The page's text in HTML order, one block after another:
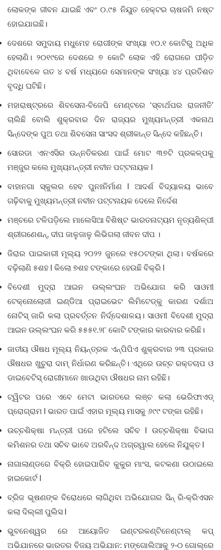
ଲୋକଙ୍କ ଜୀବନ ଯାଇଛି ଏବଂ ୦.୯୫ ନିୟୁତ ହେକ୍ଟର ଚାଷଜମି ନଷ୍ଟ
ହୋଇଯାଇଛି।
ଦେଶରେ ସମୁଦାୟ ମଧୁମେହ ରୋଗୀଙ୍କ ସଂଖ୍ୟା ୧୦.୧ କୋଟିରୁ ଅଧିକ
ହେଲାଣି। ୨୦୧୯ରେ ଦେଶରେ ୭ କୋଟି ଲୋକ ଏହି ରୋଗରେ ପୀଡ଼ିତ
ଥିବାବେଳେ ଗତ ୪ ବର୍ଷ ମଧ୍ୟରେ ସେମାନଙ୍କ ସଂଖ୍ୟା ୪୪ ପ୍ରତିଶତ
ବୃଦ୍ଧି ଘଟିଛି।
ମହାରାଷ୍ଟ୍ରରେ ଶିବସେନା-ବିଜେପି ମେଣ୍ଟରେ ‘ସ୍ବାର୍ଥପର ରାଜନୀତି’
ଚାଲିଛି ବୋଲି ଶୁକ୍ରବାର ଦିନ ରାଜ୍ୟର ମୁଖ୍ୟମନ୍ତ୍ରୀ ଏକନାଥ
ସିନ୍ଦେଙ୍କ ପୁଅ ତଥା ଶିବସେନା ସାଂସଦ ଶ୍ରୀକାନ୍ତ ସିନ୍ଦେ କହିଛନ୍ତି।
ସୋରଡା ଏନଏସିର ଉନ୍ନତିକରଣ ପାଇଁ ମୋଟ ୩୭ଟି ପ୍ରକଳ୍ପକୁ
ମଞ୍ଜୁର କଲେ ମୁଖ୍ୟମନ୍ତ୍ରୀ ନବୀନ ପଟ୍ଟନାୟକ l
ବାହାନଗା ସ୍କୁଲର ହେବ ପୁନଃନିର୍ମାଣ l ଆଦର୍ଶ ବିଦ୍ୟାଳୟ ଭାବେ
ଗଢ଼ିବାକୁ ମୁଖ୍ୟମନ୍ତ୍ରୀ ନବୀନ ପଟ୍ଟନାୟକ ଦେଲେ ନିର୍ଦେଶ
ମଞ୍ଚରେ ଟଳିପଡ଼ିଲେ ମାଲେସିଆ ବିଶିଷ୍ଟ ଭାରତନାଟ୍ୟମ ନୃତ୍ୟଶିଳ୍ପୀ
ଶ୍ରୀଗଣେଶନ୍, ଦୀପ ଜାଳୁଜାଳୁ ଲିଭିଗଲା ଜୀବନ ଦୀପ ।
ଜିରାର ପାଇକାରୀ ମୂଲ୍ୟ ୨୦୨୨ ଜୁନରେ ୧୫୦ଟଙ୍କା ଥିଲା। ବର୍ଷକରେ
ବଢ଼ିଲାଣି ୫ଶହ l କିଲୋ ୭ଶହ ଟଙ୍କାରେ ହେଉଛି ବିକ୍ରି l
ବିଦେଶୀ ମୁଦ୍ରା ଆଇନ ଉଲ୍ଲଂଘନ ଅଭିଯୋଗ କରି ସାଓମୀ
ଟେକ୍ନୋଲୋଜୀ ଇଣ୍ଡିଆ ପ୍ରାଇଭେଟ ଲିମିଟେଡ୍‌କୁ କାରଣ ଦର୍ଶାଅ
ନୋଟିସ୍ ଜାରି କଲା ପ୍ରବର୍ତ୍ତନ ନିର୍ଦ୍ଦେଶାଳୟ। ସାଓମୀ ବିଦେଶୀ ମୁଦ୍ରା
ଆଇନ ଉଲ୍ଲଂଘନ କରି ୫୫୫୧.୨୮ କୋଟି ଟଙ୍କାର କାରବାର କରିଛି।
ଜାତୀୟ ଔଷଧ ମୂଲ୍ୟ ନିୟନ୍ତ୍ରକ ଏନ୍‌ପିପିଏ ଶୁକ୍ରବାର ୨୩ ପ୍ରକାର
ଔଷଧର ଖୁଚୁରା ଦାମ୍ ନିର୍ଧାରଣ କରିଛନ୍ତି। ଏଥିରେ ଉଚ୍ଚ ରକ୍ତଚାପ ଓ
ଡାଇବେଟିସ୍‌ ରୋଗୀମାନେ ଖାଉଥିବା ଔଷଧର ନାମ ରହିଛି।
ଟ୍ୱିଟର ପରେ ଏବେ ମେଟା ଭାରତରେ ଲଞ୍ଚ କଲା ଭେରିଫାଏଡ୍
ପ୍ରୋଗ୍ରାମ l ଭାରତ ପାଇଁ ଏହାର ମୂଲ୍ୟ ମାସକୁ ୬୯୯ ଟଙ୍କା ରହିଛି।
ଉଚ୍ଚଶିକ୍ଷା ମନ୍ତ୍ରୀ ପରେ ହଟିଲେ ସଚିବ l ଉଚ୍ଚଶିକ୍ଷା ବିଭାଗ
କମିଶନର ତଥା ସଚିବ ଭାବେ ଅରବିନ୍ଦ ଅଗ୍ରୱାଲ ହେଲେ ନିଯୁକ୍ତ l
ନାଗାଲାଣ୍ଡରେ ବିକ୍ରି ହୋଇପାରିବ କୁକୁର ମାଂସ, କଟକଣା ଉଠାଇଲେ
ହାଇକୋର୍ଟ l
ବ୍ରିଜ ଭୂଷଣଙ୍କ ବିରୋଧରେ ଲାଗିଥିବା ଅଭିଯୋଗର ସିନ୍ ରି-କ୍ରିଏସନ
କଲା ଦିଲ୍ଲୀ ପୁଲିସ l
ଭୁବନେଶ୍ୱର ରେ ଆୟୋଜିତ ଇଣ୍ଟରକଣ୍ଟିନେଣ୍ଟାଲ୍‌ କପ୍‌
ଅଭିଯାନରେ ଭାରତର ବିଜୟ ଅଭିଯାନ: ମଙ୍ଗୋଲିଆକୁ ୨-୦ ଗୋଲ୍‌ରେ